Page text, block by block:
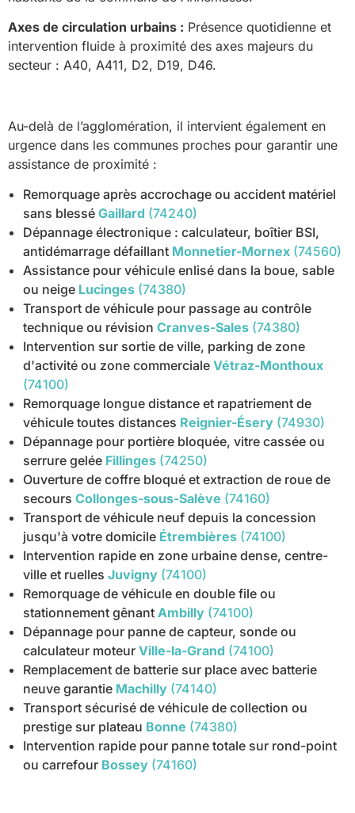
Axes de circulation urbains : Présence quotidienne et
intervention fluide à proximité des axes majeurs du
secteur : A40, A411, D2, D19, D46.
Au-delà de l’agglomération, il intervient également en
urgence dans les communes proches pour garantir une
assistance de proximité :
Remorquage après accrochage ou accident matériel
sans blessé Gaillard (74240)
Dépannage électronique : calculateur, boîtier BSI,
antidémarrage défaillant Monnetier-Mornex (74560)
Assistance pour véhicule enlisé dans la boue, sable
ou neige Lucinges (74380)
Transport de véhicule pour passage au contrôle
technique ou révision Cranves-Sales (74380)
Intervention sur sortie de ville, parking de zone
d'activité ou zone commerciale Vétraz-Monthoux
(74100)
Remorquage longue distance et rapatriement de
véhicule toutes distances Reignier-Ésery (74930)
Dépannage pour portière bloquée, vitre cassée ou
serrure gelée Fillinges (74250)
Ouverture de coffre bloqué et extraction de roue de
secours Collonges-sous-Salève (74160)
Transport de véhicule neuf depuis la concession
jusqu'à votre domicile Étrembières (74100)
Intervention rapide en zone urbaine dense, centre-
ville et ruelles Juvigny (74100)
Remorquage de véhicule en double file ou
stationnement gênant Ambilly (74100)
Dépannage pour panne de capteur, sonde ou
calculateur moteur Ville-la-Grand (74100)
Remplacement de batterie sur place avec batterie
neuve garantie Machilly (74140)
Transport sécurisé de véhicule de collection ou
prestige sur plateau Bonne (74380)
Intervention rapide pour panne totale sur rond-point
ou carrefour Bossey (74160)